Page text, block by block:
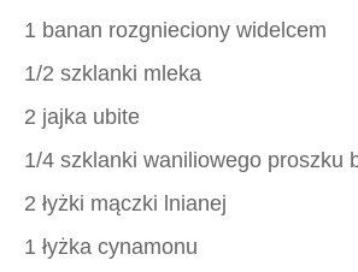
1 banan rozgnieciony widelcem
1/2 szklanki mleka
2 jajka ubite
1/4 szklanki waniliowego proszku
2 łyżki mączki lnianej
1 łyżka cynamonu